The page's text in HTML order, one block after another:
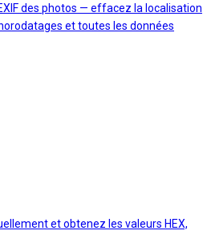
des photos — effacez la localisation
et toutes les données
et obtenez les valeurs HEX,